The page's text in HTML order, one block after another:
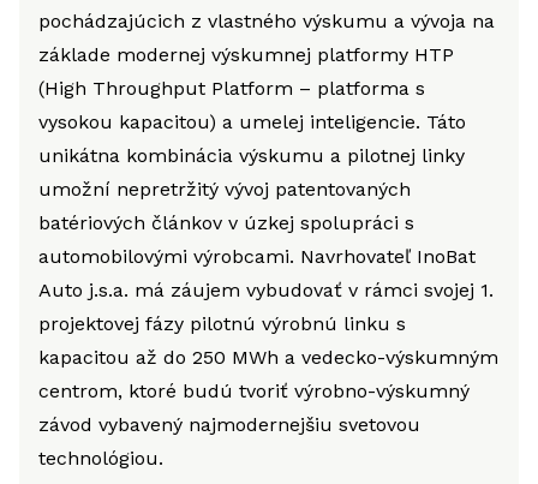
pochádzajúcich z vlastného výskumu a vývoja na
základe modernej výskumnej platformy HTP
(High Throughput Platform – platforma s
vysokou kapacitou) a umelej inteligencie. Táto
unikátna kombinácia výskumu a pilotnej linky
umožní nepretržitý vývoj patentovaných
batériových článkov v úzkej spolupráci s
automobilovými výrobcami. Navrhovateľ InoBat
Auto j.s.a. má záujem vybudovať v rámci svojej 1.
projektovej fázy pilotnú výrobnú linku s
kapacitou až do 250 MWh a vedecko-výskumným
centrom, ktoré budú tvoriť výrobno-výskumný
závod vybavený najmodernejšiu svetovou
technológiou.